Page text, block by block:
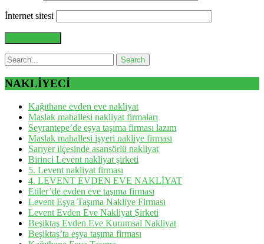
İnternet sitesi
NAKLİYECİ
Kağıthane evden eve nakliyat
Maslak mahallesi nakliyat firmaları
Seyrantepe’de eşya taşıma firması lazım
Maslak mahallesi işyeri nakliye firması
Sarıyer ilçesinde asansörlü nakliyat
Birinci Levent nakliyat şirketi
5. Levent nakliyat firması
4. LEVENT EVDEN EVE NAKLİYAT
Etiler’de evden eve taşıma firması
Levent Eşya Taşıma Nakliye Firması
Levent Evden Eve Nakliyat Şirketi
Beşiktaş Evden Eve Kurumsal Nakliyat
Beşiktaş’ta eşya taşıma firması